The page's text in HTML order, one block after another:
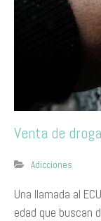
Venta de
Adicciones
Una llamada al
edad que buscan